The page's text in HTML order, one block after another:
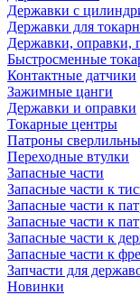
Державки с
Державки для
Державки, оправки,
Быстросменные
Контактные датчики
Зажимные цанги
Державки и оправки
Токарные центры
Патроны
Переходные втулки
Запасные части
Запасные части к
Запасные части к
Запасные части к
Запасные части к
Запасные части к
Запчасти для
Новинки